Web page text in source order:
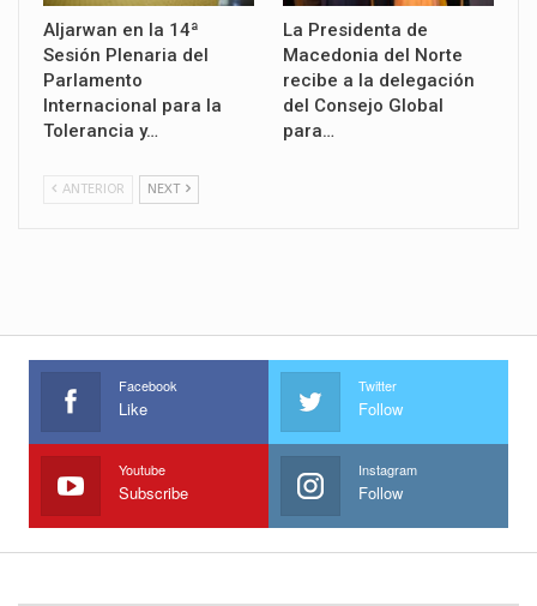
Aljarwan en la 14ª
Sesión Plenaria del
Parlamento
Internacional para la
Tolerancia y…
La Presidenta de
Macedonia del Norte
recibe a la delegación
del Consejo Global
para…
ANTERIOR NEXT
Facebook
Like
Twitter
Follow
Youtube
Subscribe
Instagram
Follow